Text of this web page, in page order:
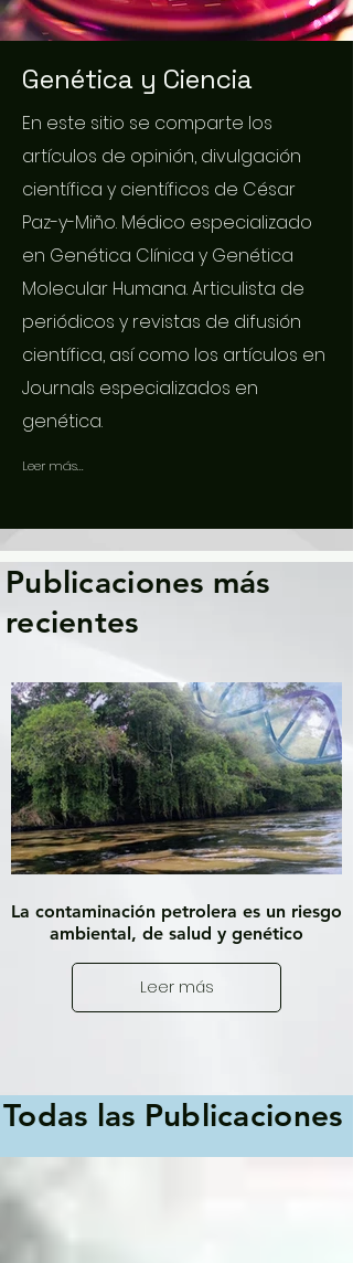
Genética y Ciencia
En este sitio se comparte los
artículos de opinión, divulgación
científica y científicos de César
Paz-y-Miño. Médico especializado
en Genética Clínica y Genética
Molecular Humana. Articulista de
periódicos y revistas de difusión
científica, así como los artículos en
Journals especializados en
genética.
Leer más...
Publicaciones más
recientes
La contaminación petrolera es un riesgo
ambiental, de salud y genético
Leer más
Todas las Publicaciones